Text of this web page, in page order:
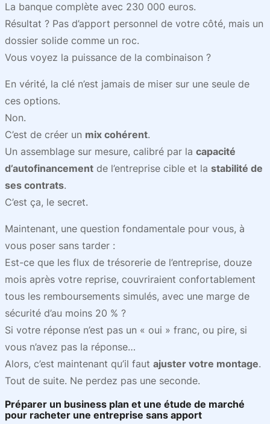
La banque complète avec 230 000 euros.
Résultat ? Pas d’apport personnel de votre côté, mais un
dossier solide comme un roc.
Vous voyez la puissance de la combinaison ?
En vérité, la clé n’est jamais de miser sur une seule de
ces options.
Non.
C’est de créer un mix cohérent.
Un assemblage sur mesure, calibré par la capacité
d’autofinancement de l’entreprise cible et la stabilité de
ses contrats.
C’est ça, le secret.
Maintenant, une question fondamentale pour vous, à
vous poser sans tarder :
Est-ce que les flux de trésorerie de l’entreprise, douze
mois après votre reprise, couvriraient confortablement
tous les remboursements simulés, avec une marge de
sécurité d’au moins 20 % ?
Si votre réponse n’est pas un « oui » franc, ou pire, si
vous n’avez pas la réponse…
Alors, c’est maintenant qu’il faut ajuster votre montage.
Tout de suite. Ne perdez pas une seconde.
Préparer un business plan et une étude de marché
pour racheter une entreprise sans apport